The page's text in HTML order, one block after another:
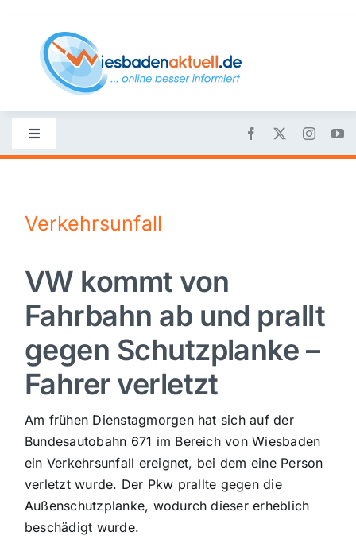
content
Toggle
Navigation
Nachrichten
Politik
Wirtschaft
Sport
Kultur
Panorama
Verkehrsunfall
VW kommt von
Fahrbahn ab und prallt
gegen Schutzplanke –
Fahrer verletzt
Am frühen Dienstagmorgen hat sich auf der
Bundesautobahn 671 im Bereich von Wiesbaden
ein Verkehrsunfall ereignet, bei dem eine Person
verletzt wurde. Der Pkw prallte gegen die
Außenschutzplanke, wodurch dieser erheblich
beschädigt wurde.